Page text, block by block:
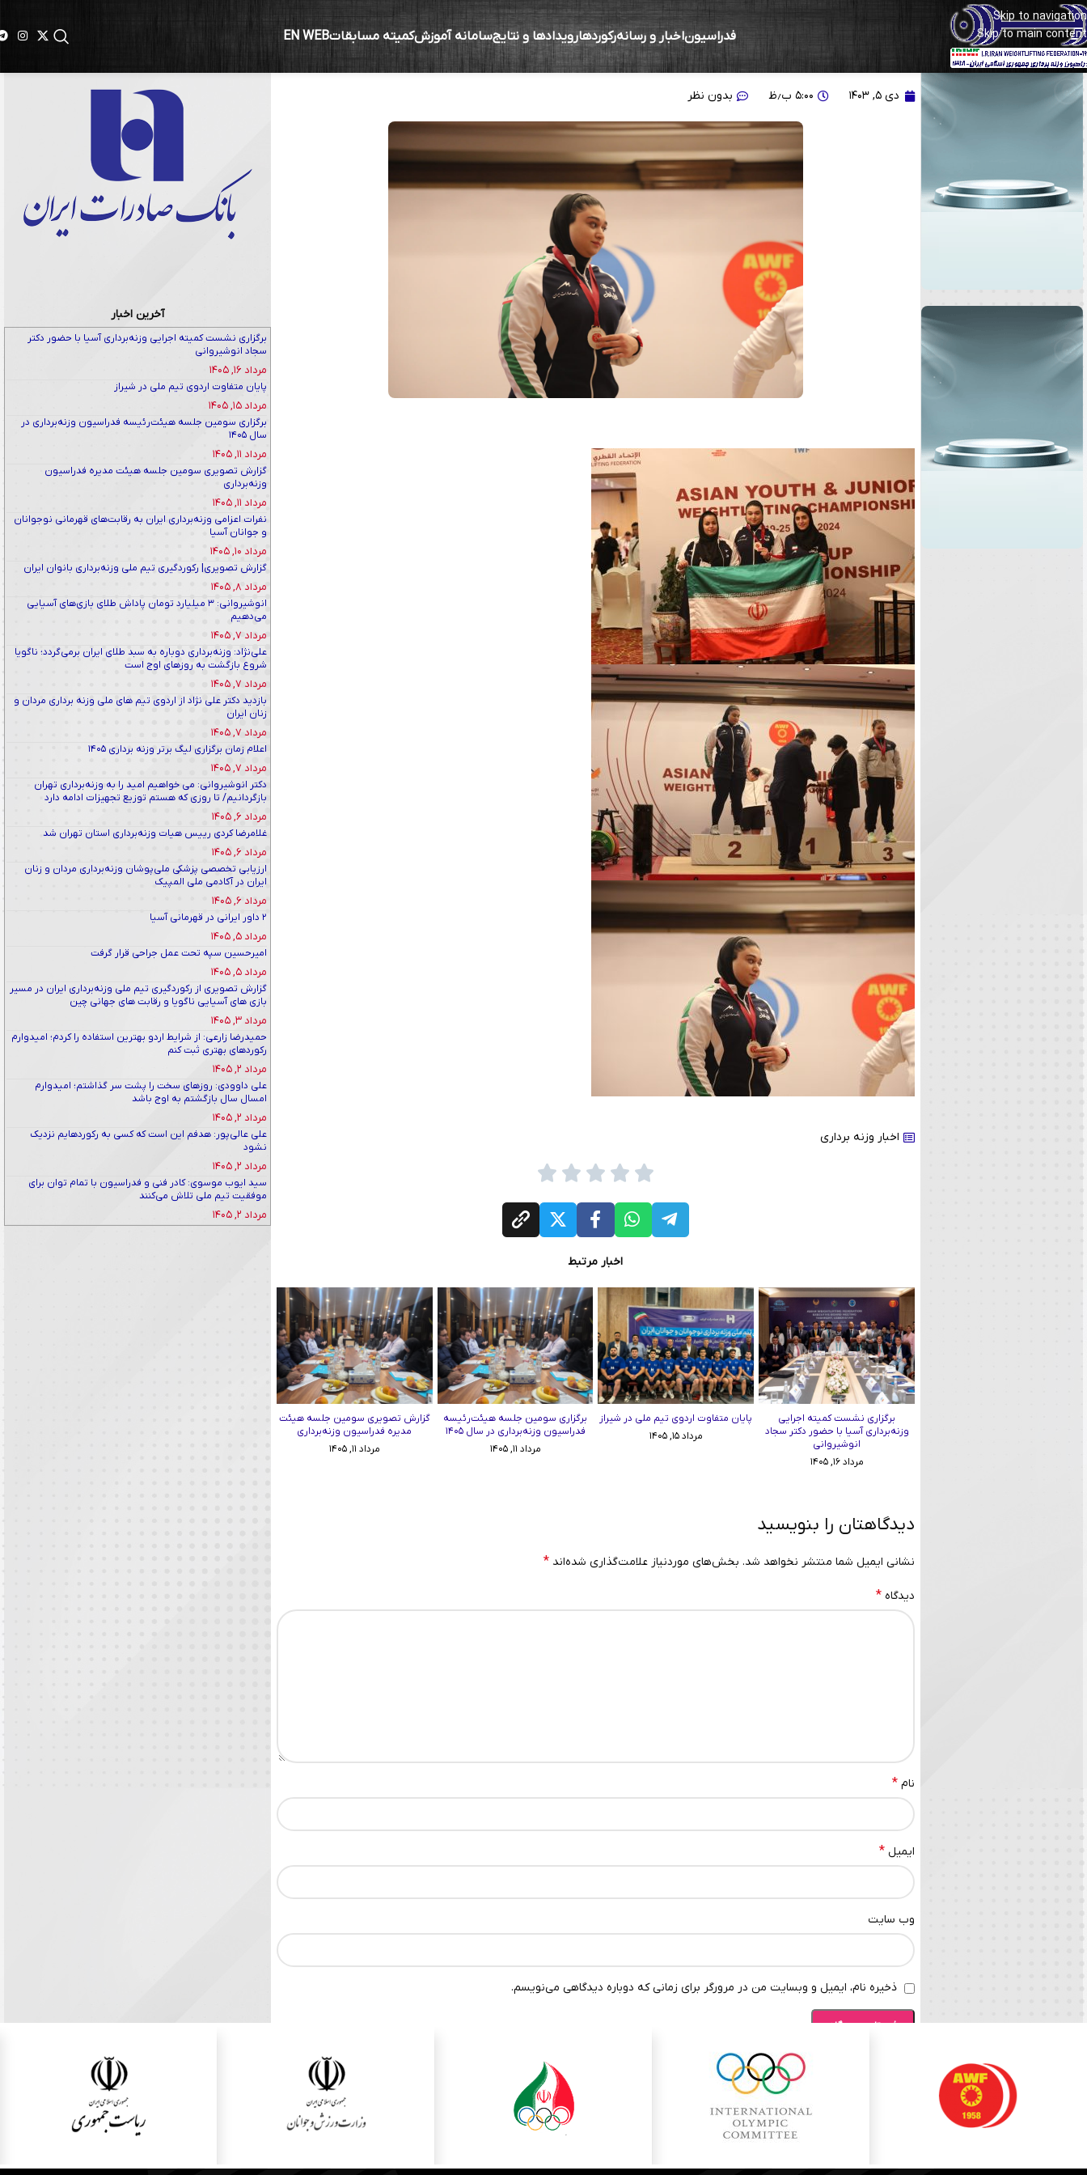
Skip to navigation
Skip to main content
فدراسیوناخبار و رسانهرکوردهارویدادها و نتایجسامانه آموزشکمیته مسابقاتEN WEB
گزارش تصویری از اهدای مدال آسیا به سارا صفاوردی
دی ۵, ۱۴۰۳ ۵:۰۰ ب٫ظ بدون نظر
اخبار وزنه برداری
اخبار مرتبط
برگزاری نشست کمیته اجرایی
وزنه‌برداری آسیا با حضور دکتر سجاد
انوشیروانی
مرداد ۱۶, ۱۴۰۵
پایان متفاوت اردوی تیم ملی در شیراز
مرداد ۱۵, ۱۴۰۵
برگزاری سومین جلسه هیئت‌رئیسه
فدراسیون وزنه‌برداری در سال ۱۴۰۵
مرداد ۱۱, ۱۴۰۵
گزارش تصویری سومین جلسه هیئت
مدیره فدراسیون وزنه‌برداری
مرداد ۱۱, ۱۴۰۵
دیدگاهتان را بنویسید
نشانی ایمیل شما منتشر نخواهد شد. بخش‌های موردنیاز علامت‌گذاری شده‌اند *
دیدگاه *
نام *
ایمیل *
وب‌ سایت
ذخیره نام، ایمیل و وبسایت من در مرورگر برای زمانی که دوباره دیدگاهی می‌نویسم.
آخرین اخبار
برگزاری نشست کمیته اجرایی وزنه‌برداری آسیا با حضور دکتر
سجاد انوشیروانی
مرداد ۱۶, ۱۴۰۵
پایان متفاوت اردوی تیم ملی در شیراز
مرداد ۱۵, ۱۴۰۵
برگزاری سومین جلسه هیئت‌رئیسه فدراسیون وزنه‌برداری در
سال ۱۴۰۵
مرداد ۱۱, ۱۴۰۵
گزارش تصویری سومین جلسه هیئت مدیره فدراسیون
وزنه‌برداری
مرداد ۱۱, ۱۴۰۵
نفرات اعزامی وزنه‌برداری ایران به رقابت‌های قهرمانی نوجوانان
و جوانان آسیا
مرداد ۱۰, ۱۴۰۵
گزارش تصویری| رکوردگیری تیم ملی وزنه‌برداری بانوان ایران
مرداد ۸, ۱۴۰۵
انوشیروانی: ۳ میلیارد تومان پاداش طلای بازی‌های آسیایی
می‌دهیم
مرداد ۷, ۱۴۰۵
علی‌نژاد: وزنه‌برداری دوباره به سبد طلای ایران برمی‌گردد؛ ناگویا
شروع بازگشت به روزهای اوج است
مرداد ۷, ۱۴۰۵
بازدید دکتر علی نژاد از اردوی تیم های ملی وزنه برداری مردان و
زنان ایران
مرداد ۷, ۱۴۰۵
اعلام زمان برگزاری لیگ برتر وزنه برداری ۱۴۰۵
مرداد ۷, ۱۴۰۵
دکتر انوشیروانی: می خواهیم امید را به وزنه‌برداری تهران
بازگردانیم/ تا روزی که هستم توزیع تجهیزات ادامه دارد
مرداد ۶, ۱۴۰۵
غلامرضا کردی رییس هیات وزنه‌برداری استان تهران شد
مرداد ۶, ۱۴۰۵
ارزیابی تخصصی پزشکی ملی‌پوشان وزنه‌برداری مردان و زنان
ایران در آکادمی ملی المپیک
مرداد ۶, ۱۴۰۵
۲ داور ایرانی در قهرمانی آسیا
مرداد ۵, ۱۴۰۵
امیرحسین سپه تحت عمل جراحی قرار گرفت
مرداد ۵, ۱۴۰۵
گزارش تصویری از رکوردگیری تیم ملی وزنه‌برداری ایران در مسیر
بازی های آسیایی ناگویا و رقابت های جهانی چین
مرداد ۳, ۱۴۰۵
حمیدرضا زارعی: از شرایط اردو بهترین استفاده را کردم؛ امیدوارم
رکوردهای بهتری ثبت کنم
مرداد ۲, ۱۴۰۵
علی داوودی: روزهای سخت را پشت سر گذاشتم؛ امیدوارم
امسال سال بازگشتم به اوج باشد
مرداد ۲, ۱۴۰۵
علی عالی‌پور: هدفم این است که کسی به رکوردهایم نزدیک
نشود
مرداد ۲, ۱۴۰۵
سید ایوب موسوی: کادر فنی و فدراسیون با تمام توان برای
موفقیت تیم ملی تلاش می‌کنند
مرداد ۲, ۱۴۰۵